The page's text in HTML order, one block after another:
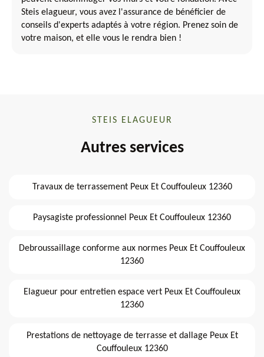
Steis elagueur, vous avez l'assurance de bénéficier de
conseils d'experts adaptés à votre région. Prenez soin de
votre maison, et elle vous le rendra bien !
STEIS ELAGUEUR
Autres services
Travaux de terrassement Peux Et Couffouleux 12360
Paysagiste professionnel Peux Et Couffouleux 12360
Debroussaillage conforme aux normes Peux Et Couffouleux
12360
Elagueur pour entretien espace vert Peux Et Couffouleux
12360
Prestations de nettoyage de terrasse et dallage Peux Et
Couffouleux 12360